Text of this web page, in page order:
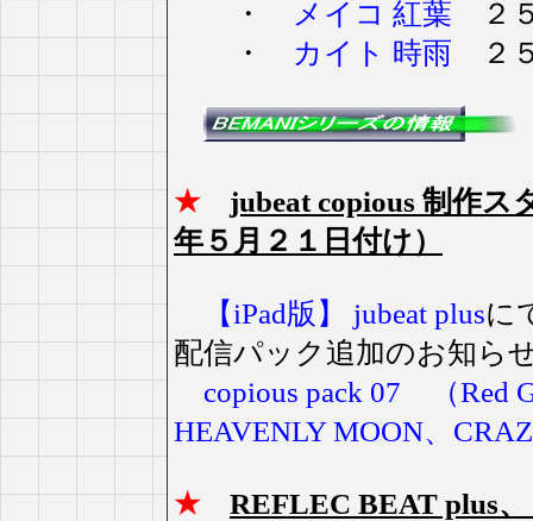
・
メイコ 紅葉 ２
・
カイト 時雨 ２
★
jubeat copious 制作ス
年５月２１日付け）
【iPad版】 jubeat plusに
配信パック追加のお知ら
copious pack 07 （Red
HEAVENLY MOON、
★ REFLEC BEAT plus